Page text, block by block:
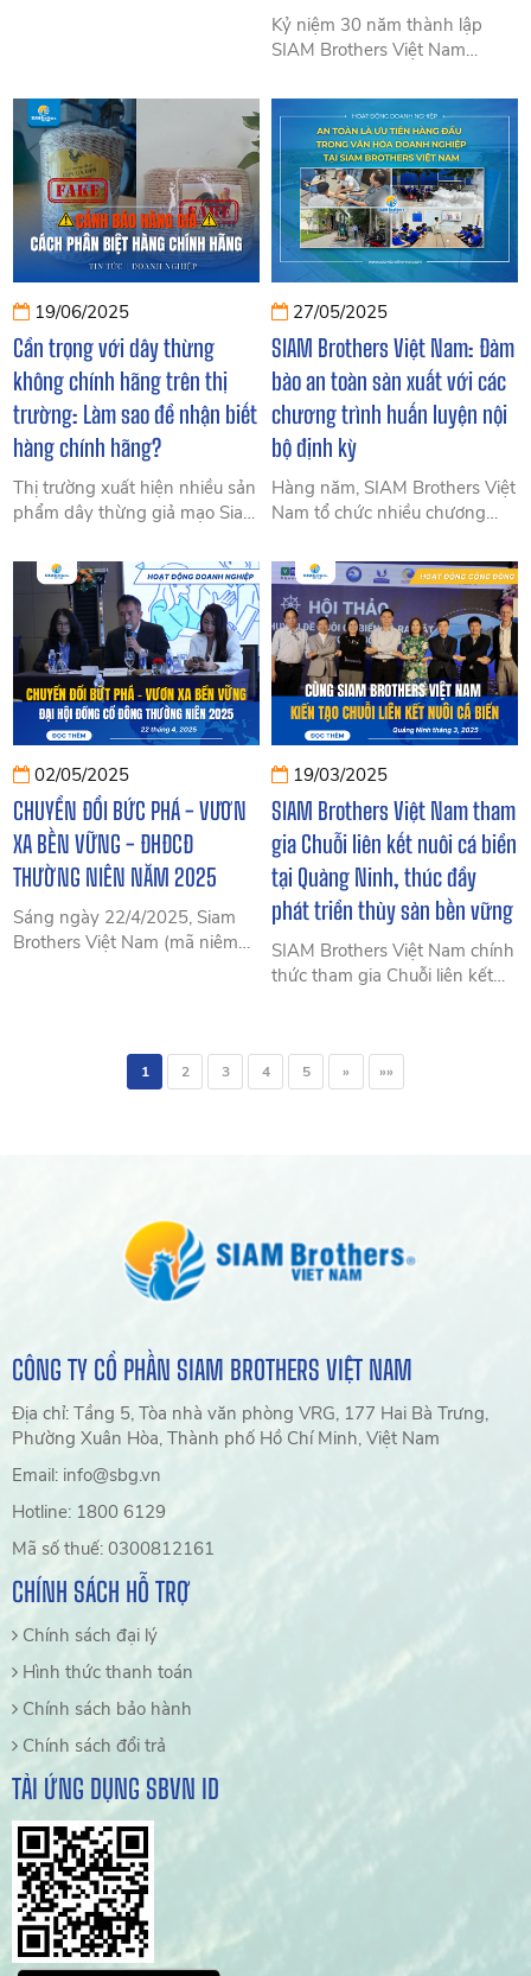
Kỷ niệm 30 năm thành lập
SIAM Brothers Việt Nam
phát triển bền vững, dẫn đầu
ngành dây thừng, phao HDPE
và ngư cụ tại Việt Nam.
19/06/2025
Cẩn trọng với dây thừng
không chính hãng trên thị
trường: Làm sao để nhận biết
hàng chính hãng?
Thị trường xuất hiện nhiều sản
phẩm dây thừng giả mạo Siam
hưởng uy tín và nguy hiểm
cho người tiêu dùng. Xem
ngay cách nhận biết dây
thừng chính hãng, tránh rủi ro
khi sử dụng.
27/05/2025
SIAM Brothers Việt Nam: Đảm
bảo an toàn sản xuất với các
chương trình huấn luyện nội
bộ định kỳ
Hàng năm, SIAM Brothers Việt
Nam tổ chức nhiều chương
PCCC, sơ cấp cứu, an toàn lao
động, vận hành xe nâng…
giúp nâng cao kỹ năng, đảm
bảo an toàn cho toàn bộ nhân
sự.
02/05/2025
CHUYỂN ĐỔI BỨC PHÁ - VƯƠN
XA BỀN VỮNG - ĐHĐCĐ
THƯỜNG NIÊN NĂM 2025
Sáng ngày 22/4/2025, Siam
Brothers Việt Nam (mã niêm
diện cho 20,661,569 Cổ phần,
chiếm 75,62% số cổ phần có
19/03/2025
SIAM Brothers Việt Nam tham
gia Chuỗi liên kết nuôi cá biển
tại Quảng Ninh, thúc đẩy
phát triển thủy sản bền vững
SIAM Brothers Việt Nam chính
thức tham gia Chuỗi liên kết
trọng trong ngành nuôi trồng
thủy sản, hướng tới phát triển
1 2 3 4 5 » »»
CÔNG TY CỔ PHẦN SIAM BROTHERS VIỆT NAM
Địa chỉ: Tầng 5, Tòa nhà văn phòng VRG, 177 Hai Bà Trưng,
Phường Xuân Hòa, Thành phố Hồ Chí Minh, Việt Nam
Email: info@sbg.vn
Hotline: 1800 6129
Mã số thuế: 0300812161
CHÍNH SÁCH HỖ TRỢ
Chính sách đại lý
Hình thức thanh toán
Chính sách bảo hành
Chính sách đổi trả
TẢI ỨNG DỤNG SBVN ID